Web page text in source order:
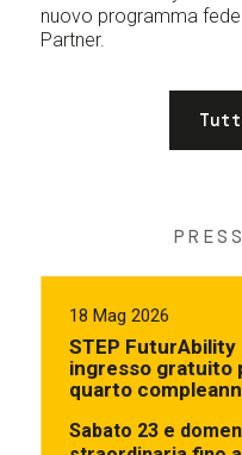
nuovo programma
Partner.
18 Mag 2026
STEP
ingresso gratuito
quarto
Sabato 23 e